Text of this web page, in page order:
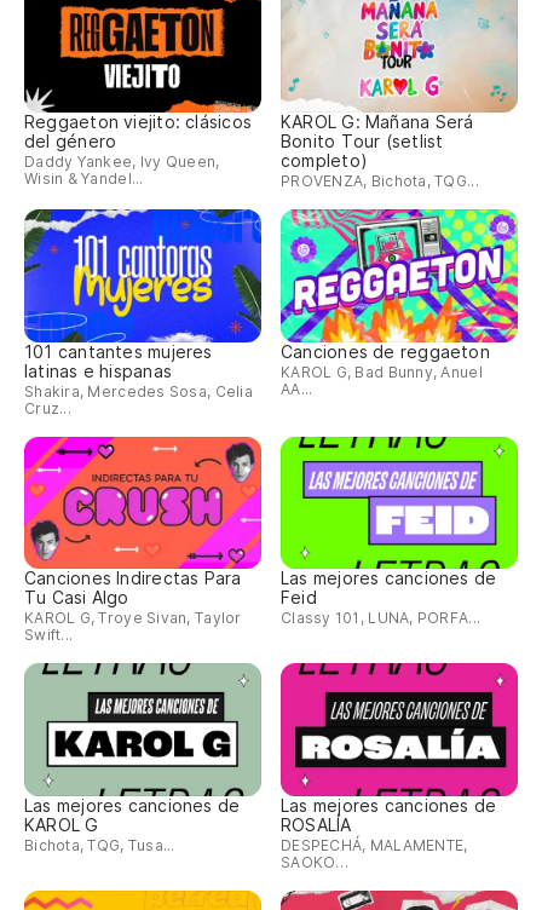
Reggaeton viejito: clásicos
del género
Daddy Yankee, Ivy Queen,
Wisin & Yandel...
KAROL G: Mañana Será
Bonito Tour (setlist
completo)
PROVENZA, Bichota, TQG...
101 cantantes mujeres
latinas e hispanas
Shakira, Mercedes Sosa, Celia
Cruz...
Canciones de reggaeton
KAROL G, Bad Bunny, Anuel
AA...
Canciones Indirectas Para
Tu Casi Algo
KAROL G, Troye Sivan, Taylor
Swift...
Las mejores canciones de
Feid
Classy 101, LUNA, PORFA...
Las mejores canciones de
KAROL G
Bichota, TQG, Tusa...
Las mejores canciones de
ROSALÍA
DESPECHÁ, MALAMENTE,
SAOKO…